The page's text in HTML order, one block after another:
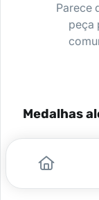
Parece
peça
Medalhas